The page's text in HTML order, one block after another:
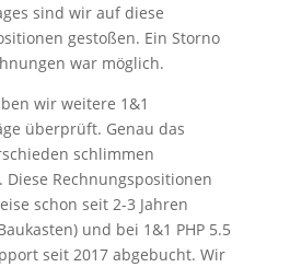
sind wir auf diese
gestoßen. Ein Storno
war möglich.
wir weitere 1&1
überprüft. Genau das
schlimmen
Rechnungspositionen
schon seit 2-3 Jahren
und bei 1&1 PHP 5.5
seit 2017 abgebucht. Wir